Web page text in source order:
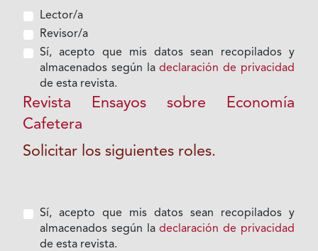
Lector/a
Revisor/a
Sí, acepto que mis datos sean recopilados y
almacenados según ladeclaración de privacidad
de esta revista.
Revista Ensayos sobre Economía
Cafetera
Solicitar los siguientes roles.
Sí, acepto que mis datos sean recopilados y
almacenados según ladeclaración de privacidad
de esta revista.